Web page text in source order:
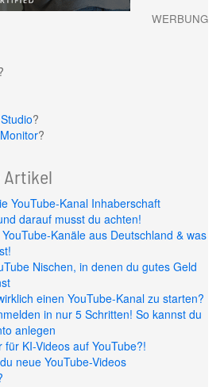
WERBUNG
?
?
Artikel
YouTube-Kanal Inhaberschaft
darauf musst du achten!
Kanäle aus Deutschland & was
Nischen, in denen du gutes Geld
einen YouTube-Kanal zu starten?
in nur 5 Schritten! So kannst du
anlegen
für KI-Videos auf YouTube?!
neue YouTube-Videos